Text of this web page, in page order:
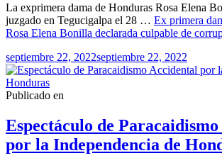
La exprimera dama de Honduras Rosa Elena
juzgado en Tegucigalpa el 28 … Ex primera
Rosa Elena Bonilla declarada culpable de
septiembre 22, 2022septiembre 22, 2022
Publicado en
Espectáculo de
por la Independencia de